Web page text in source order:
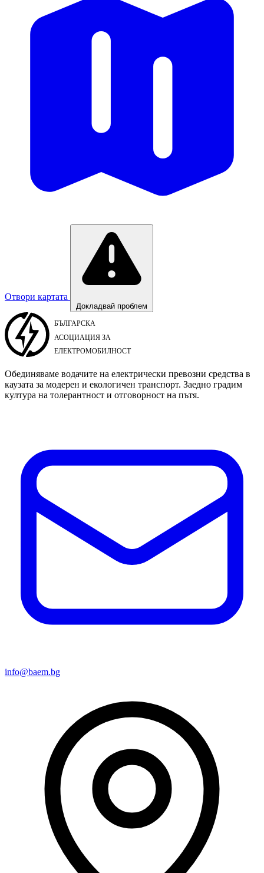
Отвори картата
Докладвай проблем
Обединяваме водачите на електрически превозни средства в
каузата за модерен и екологичен транспорт. Заедно градим
култура на толерантност и отговорност на пътя.
info@baem.bg